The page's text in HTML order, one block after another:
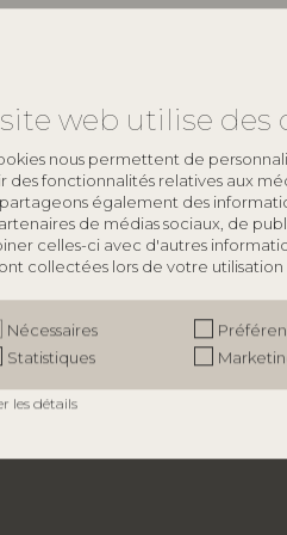
web utilise des
nous permettent de
des fonctionnalités relatives aux
également des
de médias sociaux, de
celles-ci avec d'autres
collectées lors de votre utilisation
Nécessaires
Statistiques
les détails
À PROPOS DE BLOOMINGVILLE
À propos de nous
Emplois